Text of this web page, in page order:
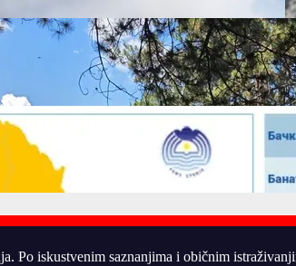
Po iskustvenim saznanjima i običnim